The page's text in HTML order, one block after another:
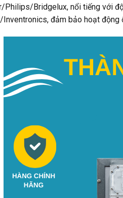
Philips/Bridgelux, nổi tiếng với
đảm bảo hoạt động